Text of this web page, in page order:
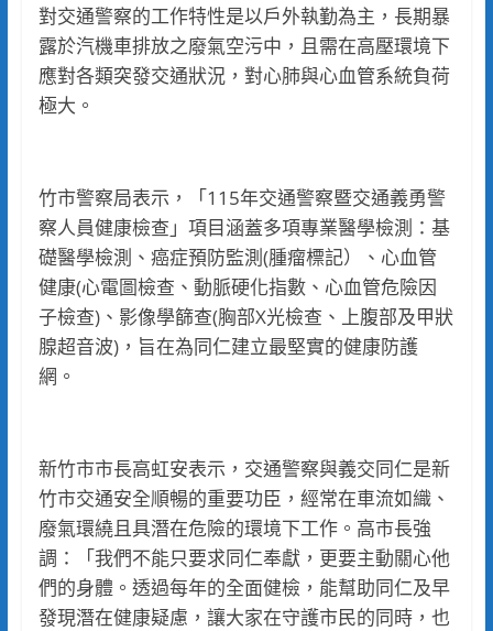
對交通警察的工作特性是以戶外執勤為主，長期暴
露於汽機車排放之廢氣空污中，且需在高壓環境下
應對各類突發交通狀況，對心肺與心血管系統負荷
極大。
竹市警察局表示，「115年交通警察暨交通義勇警
察人員健康檢查」項目涵蓋多項專業醫學檢測：基
礎醫學檢測、癌症預防監測(腫瘤標記）、心血管
健康(心電圖檢查、動脈硬化指數、心血管危險因
子檢查)、影像學篩查(胸部X光檢查、上腹部及甲狀
腺超音波)，旨在為同仁建立最堅實的健康防護
網。
新竹市市長高虹安表示，交通警察與義交同仁是新
竹市交通安全順暢的重要功臣，經常在車流如織、
廢氣環繞且具潛在危險的環境下工作。高市長強
調：「我們不能只要求同仁奉獻，更要主動關心他
們的身體。透過每年的全面健檢，能幫助同仁及早
發現潛在健康疑慮，讓大家在守護市民的同時，也